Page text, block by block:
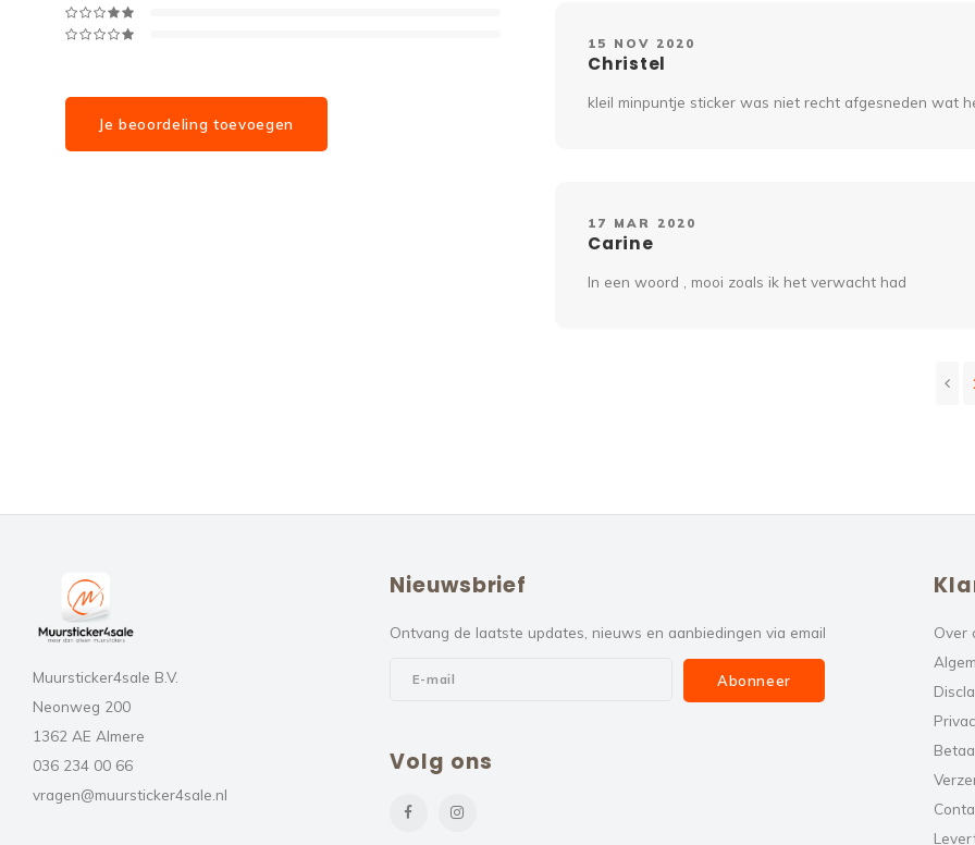
Je beoordeling toevoegen
15 NOV 2020
Christel
kleil minpuntje sticker was niet recht afgesneden wat
17 MAR 2020
Carine
In een woord , mooi zoals ik het verwacht had
Muursticker4sale B.V.
Neonweg 200
1362 AE Almere
036 234 00 66
vragen@muursticker4sale.nl
Nieuwsbrief
Ontvang de laatste updates, nieuws en aanbiedingen via email
Abonneer
Volg ons
Over